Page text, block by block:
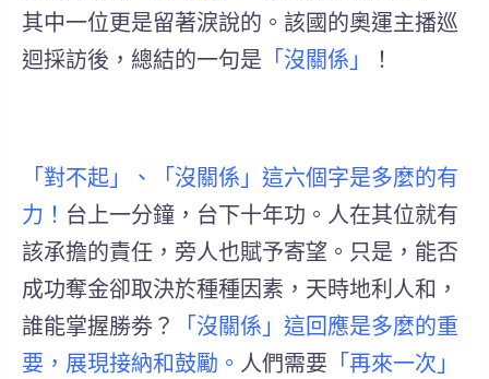
其中一位更是留著淚說的。該國的奧運主播巡
迴採訪後，總結的一句是 「沒關係」 ！
「對不起」、「沒關係」這六個字是多麼的有
力！ 台上一分鐘，台下十年功。人在其位就有
該承擔的責任，旁人也賦予寄望。只是，能否
成功奪金卻取決於種種因素，天時地利人和，
誰能掌握勝劵？
「沒關係」這回應是多麼的重
要，展現接納和鼓勵 。 人們需要 「再來一次」